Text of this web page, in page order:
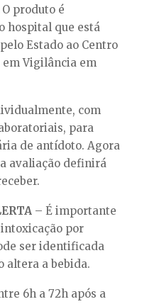
produto é
hospital que está
Estado ao Centro
Vigilância em
com
para
de antídoto. Agora
avaliação definirá
– É importante
por
ser identificada
altera a bebida.
6h a 72h após a